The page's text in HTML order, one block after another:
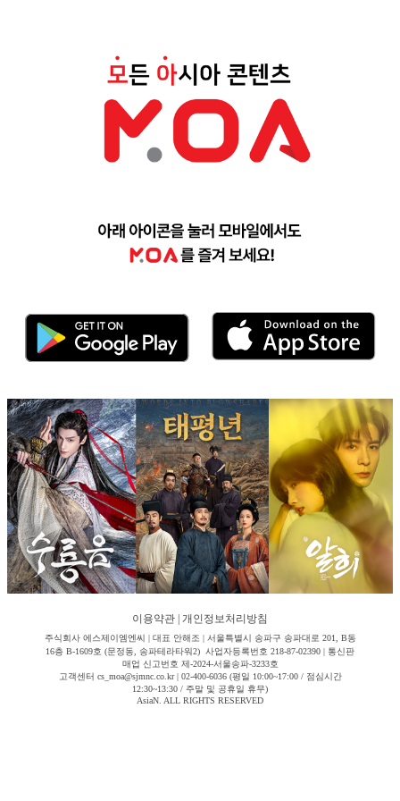
이용약관 개인정보처리방침
주식회사 에스제이엠엔씨 | 대표 안해조 | 서울특별시 송파구 송파대로 201, B동
16층 B-1609호 (문정동, 송파테라타워2) 사업자등록번호 218-87-02390 | 통신판
매업 신고번호 제-2024-서울송파-3233호
고객센터 cs_moa@sjmnc.co.kr | 02-400-6036 (평일 10:00~17:00 / 점심시간
12:30~13:30 / 주말 및 공휴일 휴무)
AsiaN. ALL RIGHTS RESERVED